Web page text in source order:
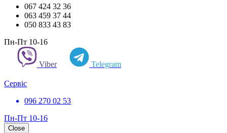
067 424 32 36
063 459 37 44
050 833 43 83
Пн-Пт 10-16
Viber Telegram
Сервіс
096 270 02 53
Пн-Пт 10-16
Close